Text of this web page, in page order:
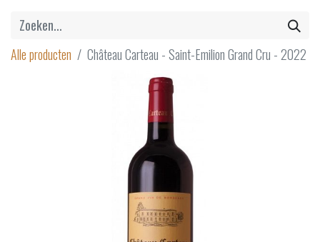
Alle producten Château Carteau - Saint-Emilion Grand Cru - 2022